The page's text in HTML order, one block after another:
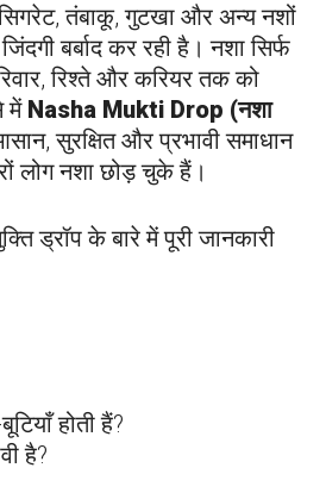
तंबाकू, गुटखा और अन्य नशों
बर्बाद कर रही है। नशा सिर्फ
रिश्ते और करियर तक को
में Nasha Mukti Drop (नशा
सुरक्षित और प्रभावी समाधान
लोग नशा छोड़ चुके हैं।
ड्रॉप के बारे में पूरी जानकारी
होती हैं?
है?